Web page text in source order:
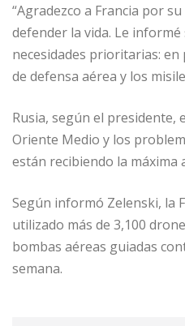
“Agradezco a Francia por
defender la vida. Le
necesidades prioritarias:
de defensa aérea y los
Rusia, según el presidente,
Oriente Medio y los
están recibiendo la máxima
Según informó Zelenski, la
utilizado más de 3,100
bombas aéreas guiadas
semana.